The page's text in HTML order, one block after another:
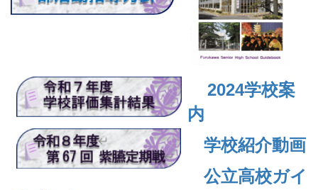
2024学校案
内
学校紹介動画
公立高校ガイ